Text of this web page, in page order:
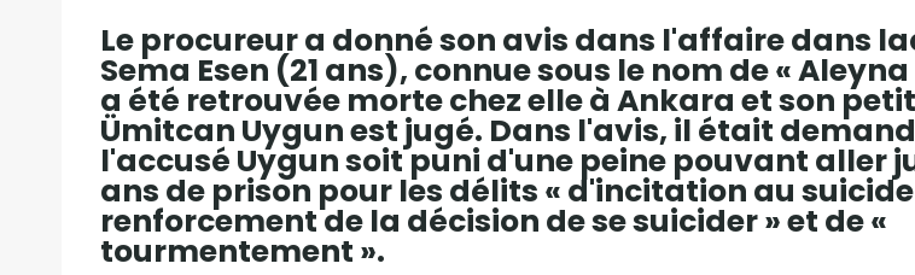
Le procureur a donné son avis dans l'affaire dans
Sema Esen (21 ans), connue sous le nom de « Aleyna
a été retrouvée morte chez elle à Ankara et son
Ümitcan Uygun est jugé. Dans l'avis, il était
l'accusé Uygun soit puni d'une peine pouvant aller
ans de prison pour les délits « d'incitation au
renforcement de la décision de se suicider » et de «
tourmentement ».